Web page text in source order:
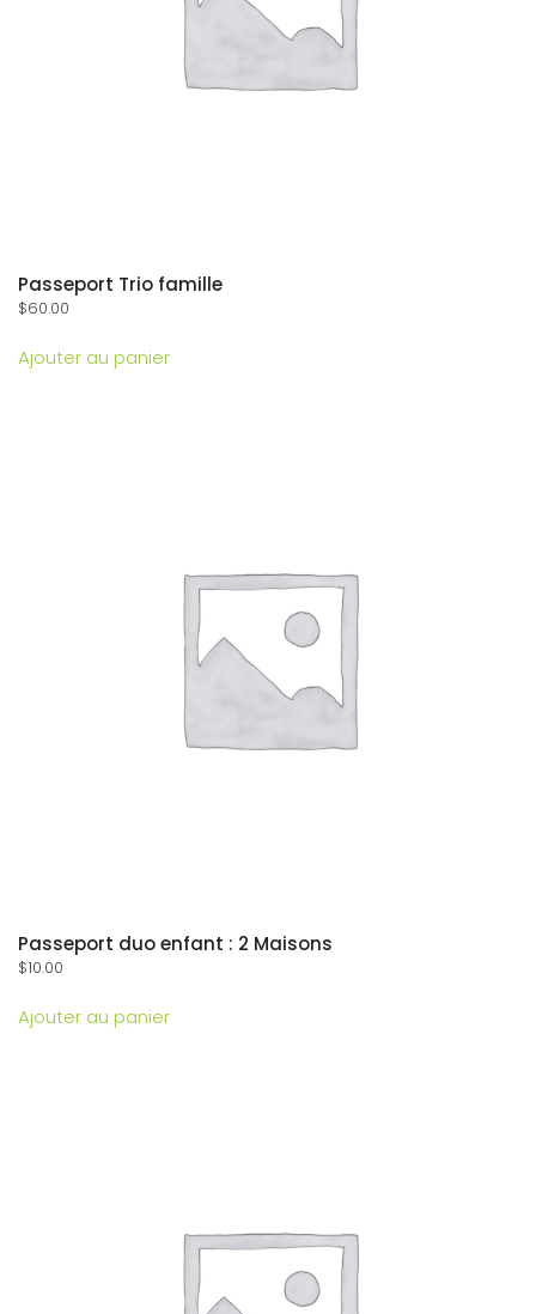
Passeport Trio famille
$60.00
Ajouter au panier
Passeport duo enfant : 2 Maisons
$10.00
Ajouter au panier